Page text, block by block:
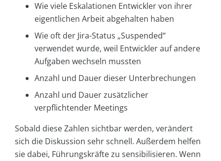
Wie viele Eskalationen Entwickler von ihrer
eigentlichen Arbeit abgehalten haben
Wie oft der Jira-Status „Suspended“
verwendet wurde, weil Entwickler auf andere
Aufgaben wechseln mussten
Anzahl und Dauer dieser Unterbrechungen
Anzahl und Dauer zusätzlicher
verpflichtender Meetings
Sobald diese Zahlen sichtbar werden, verändert
sich die Diskussion sehr schnell. Außerdem helfen
sie dabei, Führungskräfte zu sensibilisieren. Wenn